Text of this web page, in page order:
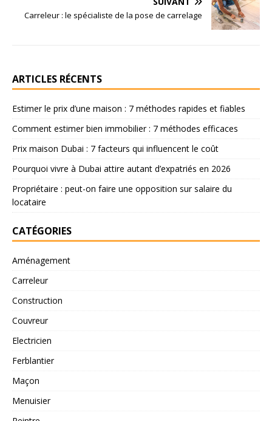
Carreleur : le spécialiste de la pose de carrelage
ARTICLES RÉCENTS
Estimer le prix d’une maison : 7 méthodes rapides et fiables
Comment estimer bien immobilier : 7 méthodes efficaces
Prix maison Dubai : 7 facteurs qui influencent le coût
Pourquoi vivre à Dubai attire autant d’expatriés en 2026
Propriétaire : peut-on faire une opposition sur salaire du
locataire
CATÉGORIES
Aménagement
Carreleur
Construction
Couvreur
Electricien
Ferblantier
Maçon
Menuisier